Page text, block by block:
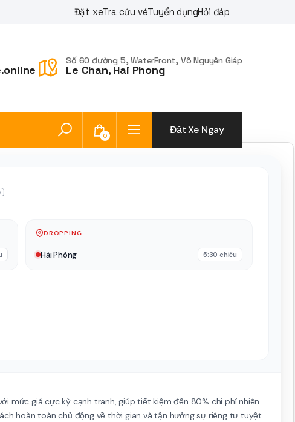
Đặt xeTra cứu véTuyển dụngHỏi đáp
Số 60 đường 5, WaterFront, Võ Nguyên Giáp
Le Chan, Hai Phong
0 Đặt Xe Ngay
)
DROPPING
Hải Phòng 5:30 chiều
mức giá cực kỳ cạnh tranh, giúp tiết kiệm đến 80% chi phí nhiên
hoàn toàn chủ động về thời gian và tận hưởng sự riêng tư tuyệt